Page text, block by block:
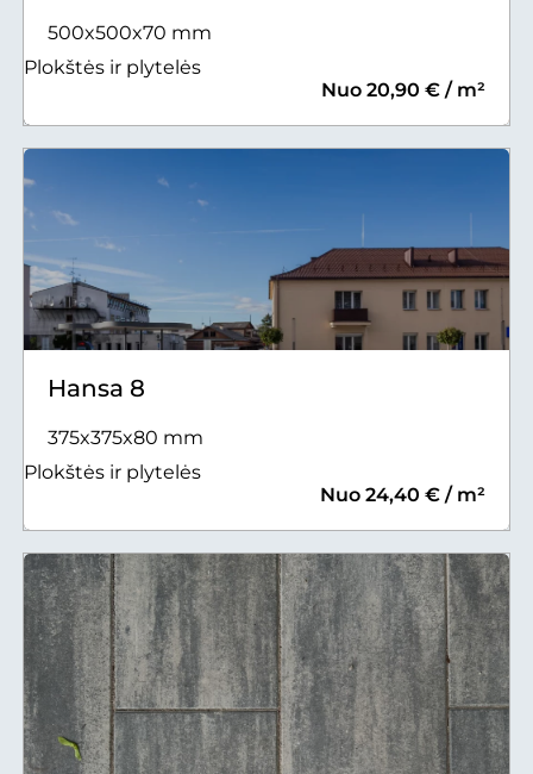
500x500x70 mm
Plokštės ir plytelės
Nuo 20,90 € / m²
Hansa 8
375x375x80 mm
Plokštės ir plytelės
Nuo 24,40 € / m²